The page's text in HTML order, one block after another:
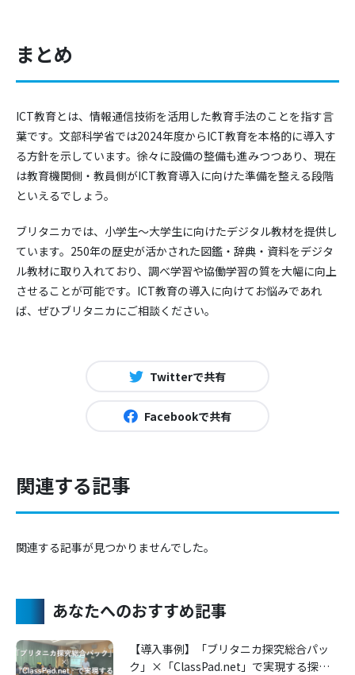
まとめ
ICT教育とは、情報通信技術を活用した教育手法のことを指す言
葉です。文部科学省では2024年度からICT教育を本格的に導入す
る方針を示しています。徐々に設備の整備も進みつつあり、現在
は教育機関側・教員側がICT教育導入に向けた準備を整える段階
といえるでしょう。
ブリタニカでは、小学生～大学生に向けたデジタル教材を提供し
ています。250年の歴史が活かされた図鑑・辞典・資料をデジタ
ル教材に取り入れており、調べ学習や協働学習の質を大幅に向上
させることが可能です。ICT教育の導入に向けてお悩みであれ
ば、ぜひブリタニカにご相談ください。
Twitterで共有
Facebookで共有
関連する記事
関連する記事が見つかりませんでした。
あなたへのおすすめ記事
【導入事例】「ブリタニカ探究総合パッ
ク」×「ClassPad.net」で実現する探究